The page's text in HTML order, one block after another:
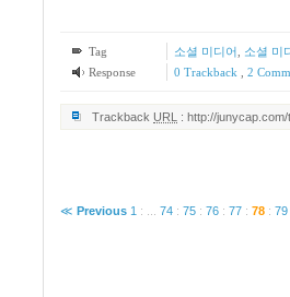
Tag 소셜 미디어 소셜 미
Response
0 Trackback 2
Trackback URL : http://
≪ Previous 1 : 74 : 75 : 76 : 77 : 78 : 79